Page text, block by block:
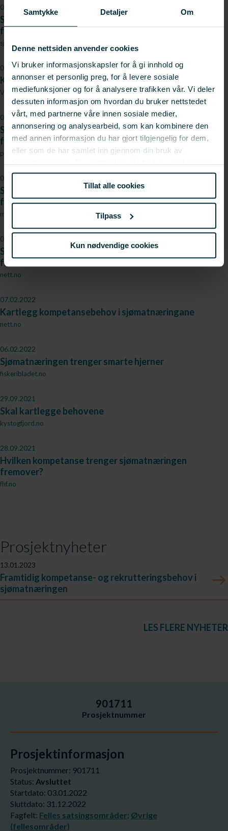
Samtykke Detaljer Om
Denne nettsiden anvender cookies
Vi bruker informasjonskapsler for å gi innhold og
annonser et personlig preg, for å levere sosiale
mediefunksjoner og for å analysere trafikken vår. Vi deler
dessuten informasjon om hvordan du bruker nettstedet
vårt, med partnerne våre innen sosiale medier,
annonsering og analysearbeid, som kan kombinere den
med annen informasjon du har gjort tilgjengelig for dem,
eller som de har samlet inn gjennom din bruk av
tjenestene deres. Du samtykker vår bruk av nødvendige
informasjonskapsler ved å bruke nettstedet vårt.
Tillat alle cookies
Tilpass
Kun nødvendige cookies
09.02.2022
Sjømatnæringen tar grep for å sikre kompetanse for
fremtiden
sjomatbedriftene.no
08.02.2022
Kompetansegrep for framtida
Vesterålens Avis
08.02.2022
Sjømatnæringen tar grep for å sikre kompetanse for
fremtiden!
pelagisk.net
07.02.2022
Sjømatnæringen tar grep for å sikre kompetanse for
fremtiden
moreforsk.no
07.02.2022
Sjømatnæringen tar grep for å sikre kompetanse for
fremtiden!
nett.no
07.02.2022
Kartlegg kompetansebehov i sjømatnæringane
nett.no
06.02.2022
Sjømatnæringen trenger smarte hjerner
fiskeribladet.no
29.09.2021
Skal kartlegge behovene
kystogfjord.no
28.09.2021
Hvilken kompetanse trenger sjømatnæringen
fremover?
fhf.no
Prosjektnyheter
13.01.2023
Framtidig kompetanse- og rekrutteringsbehov i
sjømatnæringen
LES FLERE NYHETER
901711
Prosjektnummer
Prosjektinformasjon
Prosjektnummer: 901711
Status: Avsluttet
Startdato: 03.01.2022
Sluttdato: 31.12.2022
Fagfelt: Felles satsingsområder; Øvrige
(fellesområder)